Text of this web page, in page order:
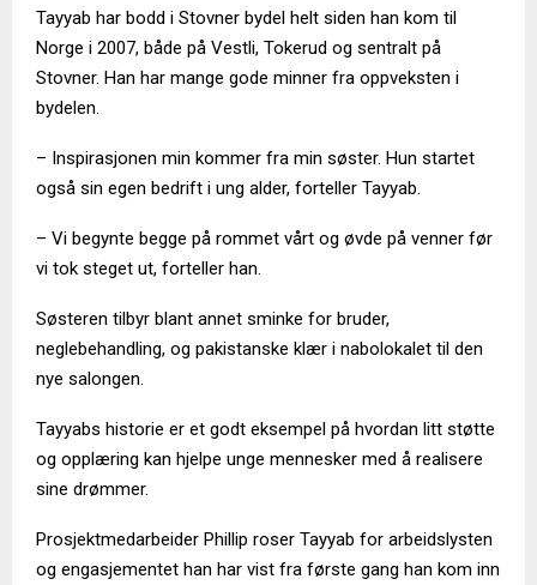
Tayyab har bodd i Stovner bydel helt siden han kom til
Norge i 2007, både på Vestli, Tokerud og sentralt på
Stovner. Han har mange gode minner fra oppveksten i
bydelen.
– Inspirasjonen min kommer fra min søster. Hun startet
også sin egen bedrift i ung alder, forteller Tayyab.
– Vi begynte begge på rommet vårt og øvde på venner før
vi tok steget ut, forteller han.
Søsteren tilbyr blant annet sminke for bruder,
neglebehandling, og pakistanske klær i nabolokalet til den
nye salongen.
Tayyabs historie er et godt eksempel på hvordan litt støtte
og opplæring kan hjelpe unge mennesker med å realisere
sine drømmer.
Prosjektmedarbeider Phillip roser Tayyab for arbeidslysten
og engasjementet han har vist fra første gang han kom inn